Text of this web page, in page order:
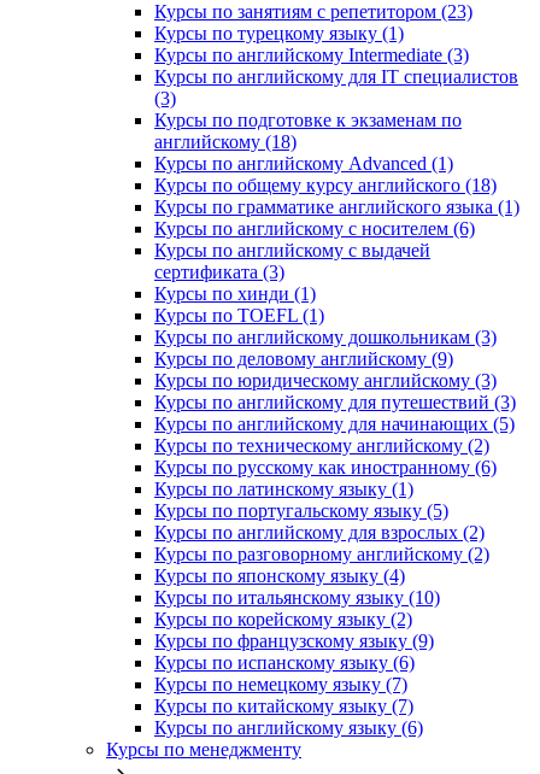
Курсы по занятиям с репетитором (23)
Курсы по турецкому языку (1)
Курсы по английскому Intermediate (3)
Курсы по английскому для IT специалистов
(3)
Курсы по подготовке к экзаменам по
английскому (18)
Курсы по английскому Advanced (1)
Курсы по общему курсу английского (18)
Курсы по грамматике английского языка (1)
Курсы по английскому с носителем (6)
Курсы по английскому с выдачей
сертификата (3)
Курсы по хинди (1)
Курсы по TOEFL (1)
Курсы по английскому дошкольникам (3)
Курсы по деловому английскому (9)
Курсы по юридическому английскому (3)
Курсы по английскому для путешествий (3)
Курсы по английскому для начинающих (5)
Курсы по техническому английскому (2)
Курсы по русскому как иностранному (6)
Курсы по латинскому языку (1)
Курсы по португальскому языку (5)
Курсы по английскому для взрослых (2)
Курсы по разговорному английскому (2)
Курсы по японскому языку (4)
Курсы по итальянскому языку (10)
Курсы по корейскому языку (2)
Курсы по французскому языку (9)
Курсы по испанскому языку (6)
Курсы по немецкому языку (7)
Курсы по китайскому языку (7)
Курсы по английскому языку (6)
Курсы по менеджменту